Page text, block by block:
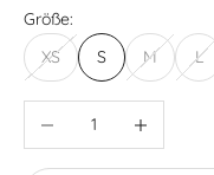
Größe:
XS
S M L
Anzahl verringern